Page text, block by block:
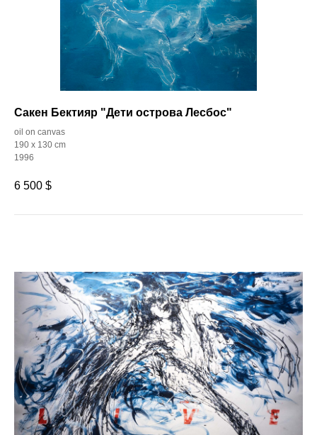
Сакен Бектияр "Дети острова Лесбос"
oil on canvas
190 x 130 cm
1996
6 500 $